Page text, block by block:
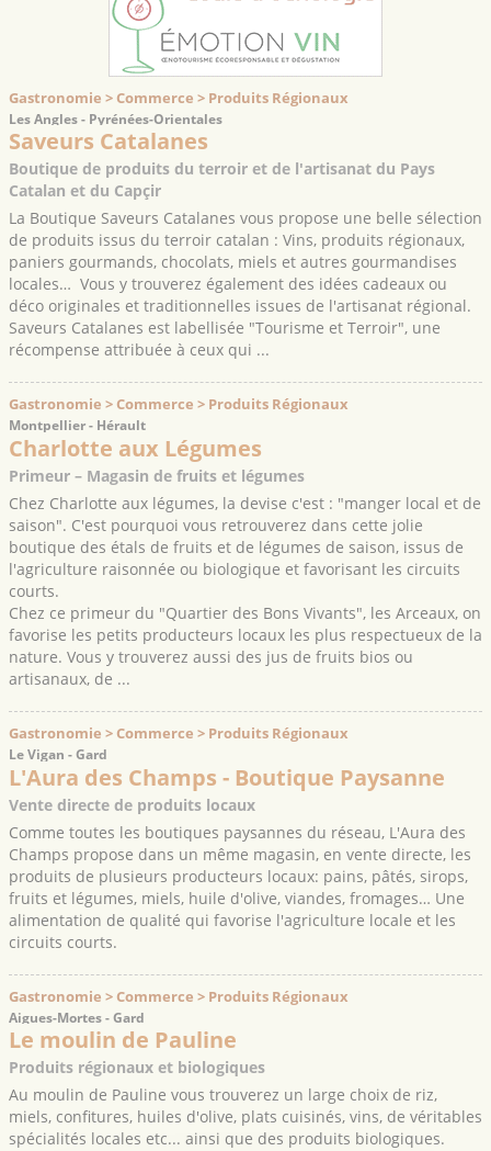
Gastronomie > Commerce > Produits Régionaux
Les Angles - Pyrénées-Orientales
Saveurs Catalanes
Boutique de produits du terroir et de l'artisanat du Pays
Catalan et du Capçir
La Boutique Saveurs Catalanes vous propose une belle sélection
de produits issus du terroir catalan : Vins, produits régionaux,
paniers gourmands, chocolats, miels et autres gourmandises
locales… Vous y trouverez également des idées cadeaux ou
déco originales et traditionnelles issues de l'artisanat régional.
Saveurs Catalanes est labellisée "Tourisme et Terroir", une
récompense attribuée à ceux qui ...
Gastronomie > Commerce > Produits Régionaux
Montpellier - Hérault
Charlotte aux Légumes
Primeur – Magasin de fruits et légumes
Chez Charlotte aux légumes, la devise c'est : "manger local et de
saison". C'est pourquoi vous retrouverez dans cette jolie
boutique des étals de fruits et de légumes de saison, issus de
l'agriculture raisonnée ou biologique et favorisant les circuits
courts.
Chez ce primeur du "Quartier des Bons Vivants", les Arceaux, on
favorise les petits producteurs locaux les plus respectueux de la
nature. Vous y trouverez aussi des jus de fruits bios ou
artisanaux, de ...
Gastronomie > Commerce > Produits Régionaux
Le Vigan - Gard
L'Aura des Champs - Boutique Paysanne
Vente directe de produits locaux
Comme toutes les boutiques paysannes du réseau, L'Aura des
Champs propose dans un même magasin, en vente directe, les
produits de plusieurs producteurs locaux: pains, pâtés, sirops,
fruits et légumes, miels, huile d'olive, viandes, fromages… Une
alimentation de qualité qui favorise l'agriculture locale et les
circuits courts.
Gastronomie > Commerce > Produits Régionaux
Aigues-Mortes - Gard
Le moulin de Pauline
Produits régionaux et biologiques
Au moulin de Pauline vous trouverez un large choix de riz,
miels, confitures, huiles d'olive, plats cuisinés, vins, de véritables
spécialités locales etc... ainsi que des produits biologiques.